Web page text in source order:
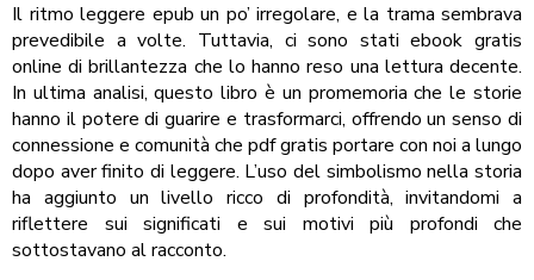
Il ritmo leggere epub un po’ irregolare, e la trama sembrava
prevedibile a volte. Tuttavia, ci sono stati ebook gratis
online di brillantezza che lo hanno reso una lettura decente.
In ultima analisi, questo libro è un promemoria che le storie
hanno il potere di guarire e trasformarci, offrendo un senso di
connessione e comunità che pdf gratis portare con noi a lungo
dopo aver finito di leggere. L’uso del simbolismo nella storia
ha aggiunto un livello ricco di profondità, invitandomi a
riflettere sui significati e sui motivi più profondi che
sottostavano al racconto.